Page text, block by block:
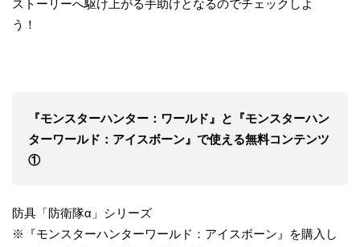
ストーリーへ駆け上がる手助けとなるのでチェックしよ
う！
『モンスターハンター：ワールド』と『モンスターハン
ターワールド：アイスボーン』で使える無料コンテンツ
①
防具「防衛隊α」シリーズ
※『モンスターハンターワールド：アイスボーン』を購入し